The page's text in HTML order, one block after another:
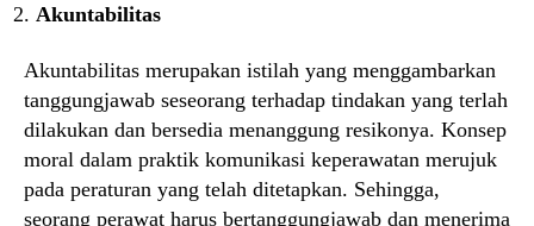
Akuntabilitas
Akuntabilitas merupakan istilah yang menggambarkan
tanggungjawab seseorang terhadap tindakan yang terlah
dilakukan dan bersedia menanggung resikonya. Konsep
moral dalam praktik komunikasi keperawatan merujuk
pada peraturan yang telah ditetapkan. Sehingga,
seorang perawat harus bertanggungjawab dan menerima